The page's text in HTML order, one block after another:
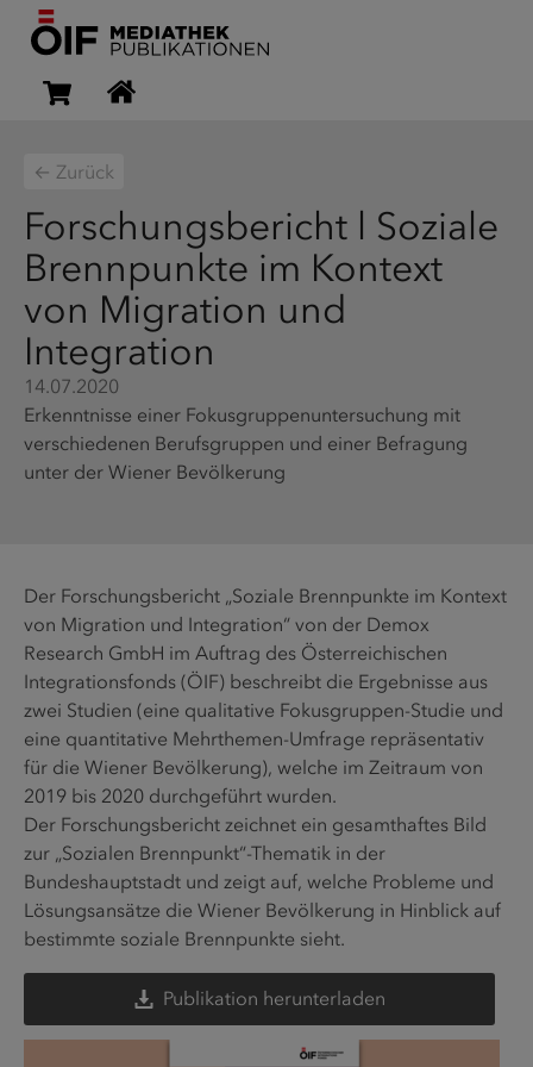
← Zurück
Forschungsbericht l Soziale
Brennpunkte im Kontext
von Migration und
Integration
14.07.2020
Erkenntnisse einer Fokusgruppenuntersuchung mit
verschiedenen Berufsgruppen und einer Befragung
unter der Wiener Bevölkerung
Der Forschungsbericht „Soziale Brennpunkte im Kontext
von Migration und Integration“ von der Demox
Research GmbH im Auftrag des Österreichischen
Integrationsfonds (ÖIF) beschreibt die Ergebnisse aus
zwei Studien (eine qualitative Fokusgruppen-Studie und
eine quantitative Mehrthemen-Umfrage repräsentativ
für die Wiener Bevölkerung), welche im Zeitraum von
2019 bis 2020 durchgeführt wurden.
Der Forschungsbericht zeichnet ein gesamthaftes Bild
zur „Sozialen Brennpunkt“-Thematik in der
Bundeshauptstadt und zeigt auf, welche Probleme und
Lösungsansätze die Wiener Bevölkerung in Hinblick auf
bestimmte soziale Brennpunkte sieht.
Publikation herunterladen